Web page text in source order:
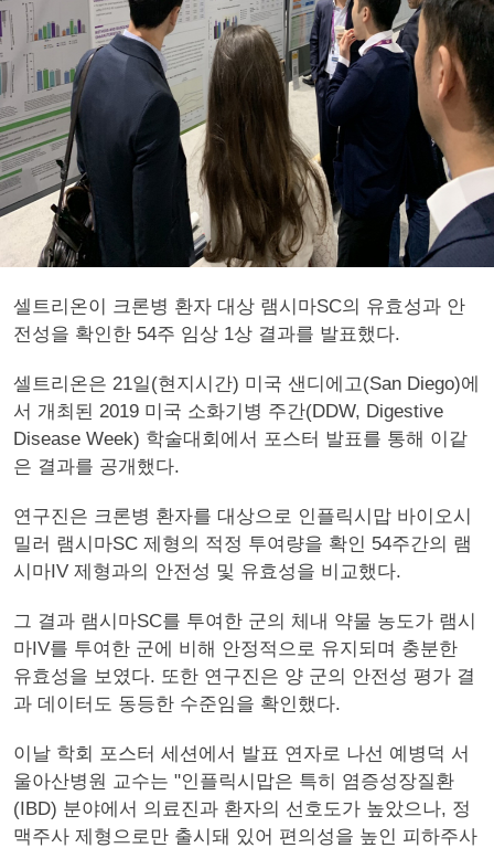
셀트리온이 크론병 환자 대상 램시마SC의 유효성과 안
전성을 확인한 54주 임상 1상 결과를 발표했다.
셀트리온은 21일(현지시간) 미국 샌디에고(San Diego)에
서 개최된 2019 미국 소화기병 주간(DDW, Digestive
Disease Week) 학술대회에서 포스터 발표를 통해 이같
은 결과를 공개했다.
연구진은 크론병 환자를 대상으로 인플릭시맙 바이오시
밀러 램시마SC 제형의 적정 투여량을 확인 54주간의 램
시마IV 제형과의 안전성 및 유효성을 비교했다.
그 결과 램시마SC를 투여한 군의 체내 약물 농도가 램시
마IV를 투여한 군에 비해 안정적으로 유지되며 충분한
유효성을 보였다. 또한 연구진은 양 군의 안전성 평가 결
과 데이터도 동등한 수준임을 확인했다.
이날 학회 포스터 세션에서 발표 연자로 나선 예병덕 서
울아산병원 교수는 "인플릭시맙은 특히 염증성장질환
(IBD) 분야에서 의료진과 환자의 선호도가 높았으나, 정
맥주사 제형으로만 출시돼 있어 편의성을 높인 피하주사